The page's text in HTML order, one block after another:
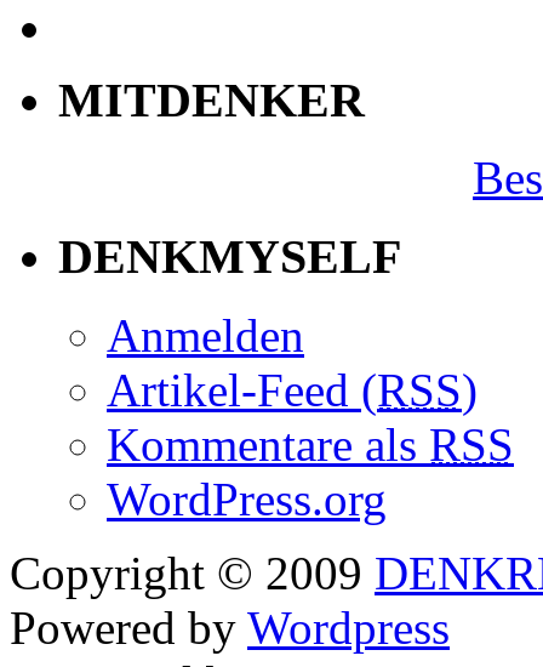
MITDENKER
DENKMYSELF
Anmelden
Artikel-Feed (RSS)
Kommentare als RSS
WordPress.org
Copyright © 2009
Powered by Wordpress